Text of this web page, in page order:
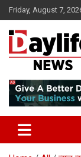
Skip
to
content
Friday, August 7,